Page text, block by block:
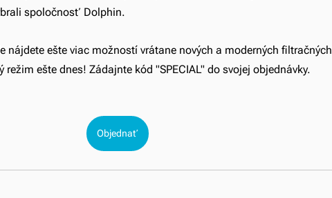
spoločnosť Dolphin.
nájdete ešte viac možností vrátane nových a moderných filtračných
ešte dnes! Zádajnte kód "SPECIAL" do svojej objednávky.
Objednať